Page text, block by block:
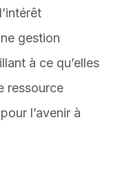
gestion
à ce qu’elles
ressource
l’avenir à